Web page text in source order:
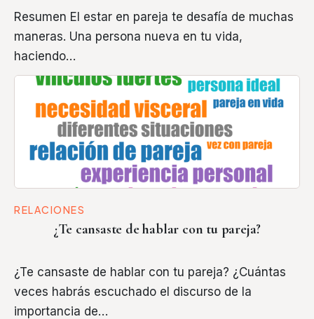
Resumen El estar en pareja te desafía de muchas
maneras. Una persona nueva en tu vida,
haciendo…
RELACIONES
¿Te cansaste de hablar con tu pareja?
¿Te cansaste de hablar con tu pareja? ¿Cuántas
veces habrás escuchado el discurso de la
importancia de…